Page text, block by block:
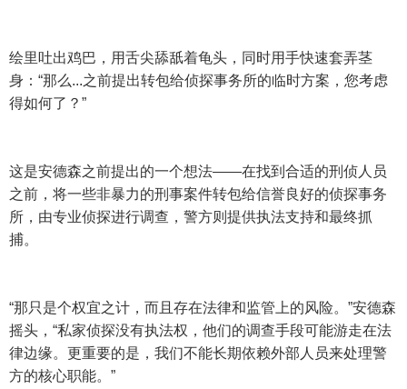
绘里吐出鸡巴，用舌尖舔舐着龟头，同时用手快速套弄茎
身：“那么...之前提出转包给侦探事务所的临时方案，您考虑
得如何了？”
这是安德森之前提出的一个想法——在找到合适的刑侦人员
之前，将一些非暴力的刑事案件转包给信誉良好的侦探事务
所，由专业侦探进行调查，警方则提供执法支持和最终抓
捕。
“那只是个权宜之计，而且存在法律和监管上的风险。”安德森
摇头，“私家侦探没有执法权，他们的调查手段可能游走在法
律边缘。更重要的是，我们不能长期依赖外部人员来处理警
方的核心职能。”